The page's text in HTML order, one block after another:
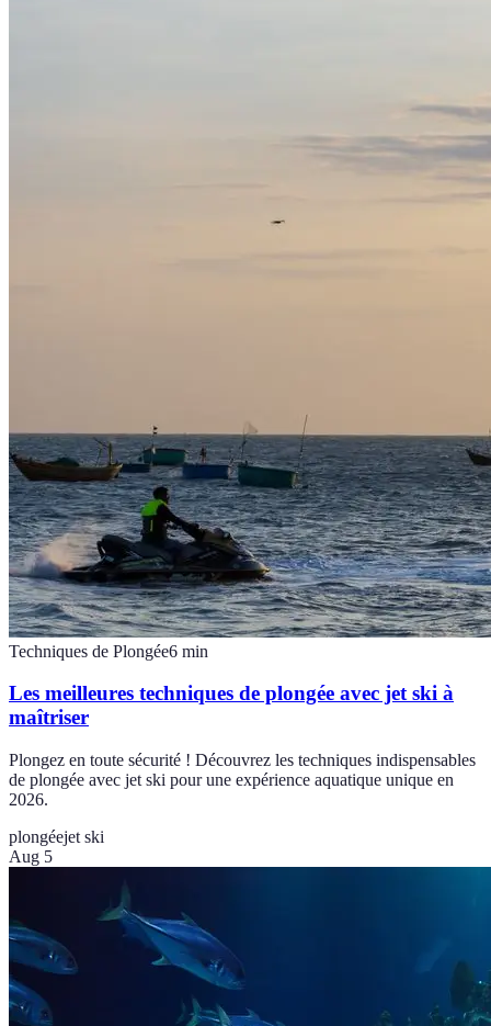
Techniques de Plongée6 min
Les meilleures techniques de plongée avec jet ski à
maîtriser
Plongez en toute sécurité ! Découvrez les techniques indispensables
de plongée avec jet ski pour une expérience aquatique unique en
2026.
plongéejet ski
Aug 5